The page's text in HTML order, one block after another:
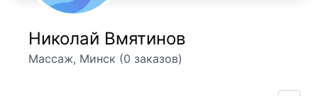
Николай Вмятинов
Массаж, Минск (0 заказов)